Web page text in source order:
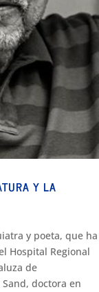
Y LA
y poeta, que ha
Hospital Regional
de
doctora en